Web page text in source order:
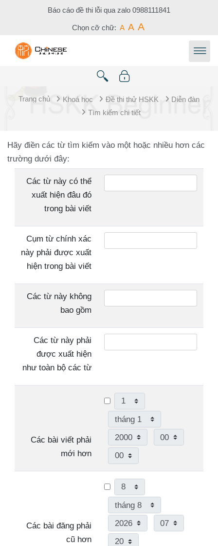
Chuyển tới nội dung chính
Báo cáo đề thi lỗi qua zalo 0988111841
Chọn cỡ chữ: A A A
Trang chủ Khoá học Đề thi thử HSKK
Diễn đàn
Tìm kiếm chi tiết
Hãy điền các từ tìm kiếm vào một hoặc nhiều hơn các
trường dưới đây:
Các từ này có thể
xuất hiện đâu đó
trong bài viết
Cụm từ chính xác
này phải được xuất
hiện trong bài viết
Các từ này không
bao gồm
Các từ này phải
được xuất hiện
như toàn bộ các từ
Các bài viết phải
mới hơn
Ngày
Tháng
Năm
Giờ
Phút
Các bài đăng phải
cũ hơn
Ngày
Tháng
Năm
Giờ
Phút